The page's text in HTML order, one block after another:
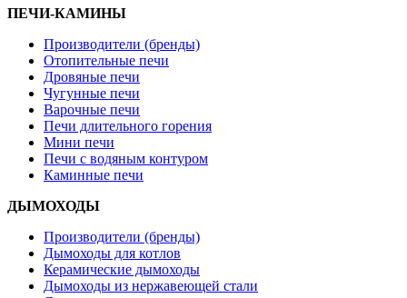
ПЕЧИ-КАМИНЫ
Производители (бренды)
Отопительные печи
Дровяные печи
Чугунные печи
Варочные печи
Печи длительного горения
Мини печи
Печи с водяным контуром
Каминные печи
ДЫМОХОДЫ
Производители (бренды)
Дымоходы для котлов
Керамические дымоходы
Дымоходы из нержавеющей стали